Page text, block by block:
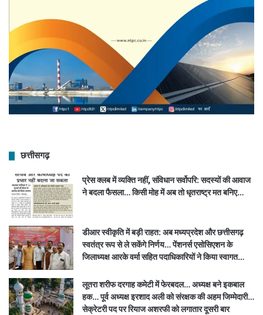
छत्तीसगढ़
प्रेस क्लब में व्यक्ति नहीं, संविधान सर्वोपरि: सदस्यों की आवाज
ने बदला फैसला… किसी मोह में अब तो धृतराष्ट्र मत बनिए…
डीआर स्वीकृति में बड़ी राहत: अब मध्यप्रदेश और छत्तीसगढ़
स्वतंत्र रूप से ले सकेंगे निर्णय… पेंशनर्स एसोसिएशन के
जिलाध्यक्ष आरके वर्मा सहित पदाधिकारियों ने किया स्वागत…
लूतरा शरीफ दरगाह कमेटी में फेरबदल… अध्यक्ष बने इकबाल
हक… पूर्व अध्यक्ष इरशाद अली को संरक्षक की अहम जिम्मेदारी…
सेक्रेटरी पद पर रियाज अशरफी को लगातार दूसरी बार